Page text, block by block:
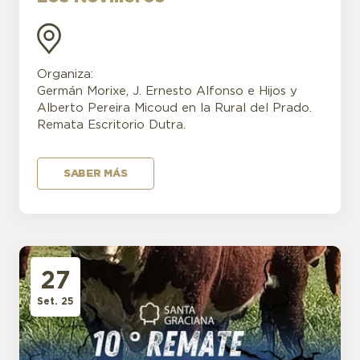
Organiza:
Germán Morixe, J. Ernesto Alfonso e Hijos y
Alberto Pereira Micoud en la Rural del Prado.
Remata Escritorio Dutra.
SABER MÁS
27
Set. 25